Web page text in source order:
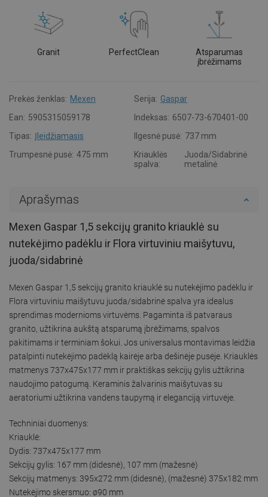
Granit PerfectClean
Atsparumas
įbrėžimams
Prekės ženklas: Mexen Serija: Gaspar
Ean: 5905315059178 Indeksas: 6507-73-670401-00
Tipas: Įleidžiamasis Ilgesnė pusė: 737 mm
Trumpesnė pusė: 475 mm
Kriauklės
spalva:
Juoda/Sidabrinė
metalinė
Aprašymas
Mexen Gaspar 1,5 sekcijų granito kriauklė su
nutekėjimo padėklu ir Flora virtuviniu maišytuvu,
juoda/sidabrinė
Mexen Gaspar 1,5 sekcijų granito kriauklė su nutekėjimo padėklu ir
Flora virtuviniu maišytuvu juoda/sidabrinė spalva yra idealus
sprendimas modernioms virtuvėms. Pagaminta iš patvaraus
granito, užtikrina aukštą atsparumą įbrėžimams, spalvos
pakitimams ir terminiam šokui. Jos universalus montavimas leidžia
patalpinti nutekėjimo padėklą kairėje arba dešinėje pusėje. Kriauklės
matmenys 737x475x177 mm ir praktiškas sekcijų gylis užtikrina
naudojimo patogumą. Keraminis žalvarinis maišytuvas su
aeratoriumi užtikrina vandens taupymą ir eleganciją virtuvėje.
Techniniai duomenys:
Kriauklė:
Dydis: 737x475x177 mm
Sekcijų gylis: 167 mm (didesnė), 107 mm (mažesnė)
Sekcijų matmenys: 395x272 mm (didesnė), (mažesnė) 375x182 mm
Nutekėjimo skersmuo: ø90 mm